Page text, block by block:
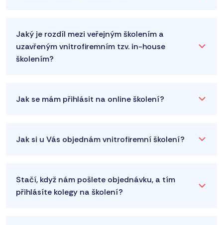
Jaký je rozdíl mezi veřejným školením a
uzavřeným vnitrofiremním tzv. in-house
školením?
Jak se mám přihlásit na online školení?
Jak si u Vás objednám vnitrofiremní školení?
Stačí, když nám pošlete objednávku, a tím
přihlásíte kolegy na školení?